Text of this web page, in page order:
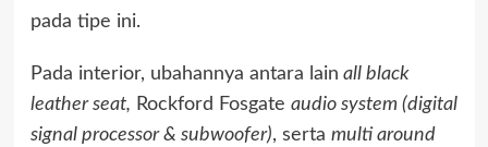
pada tipe ini.
Pada interior, ubahannya antara lain all black
leather seat, Rockford Fosgate audio system (digital
signal processor & subwoofer), serta multi around